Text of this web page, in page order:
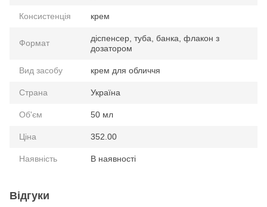
Консистенція крем
Формат
діспенсер, туба, банка, флакон з
дозатором
Вид засобу крем для обличчя
Страна Україна
Об'єм 50 мл
Ціна 352.00
Наявність В наявності
Відгуки